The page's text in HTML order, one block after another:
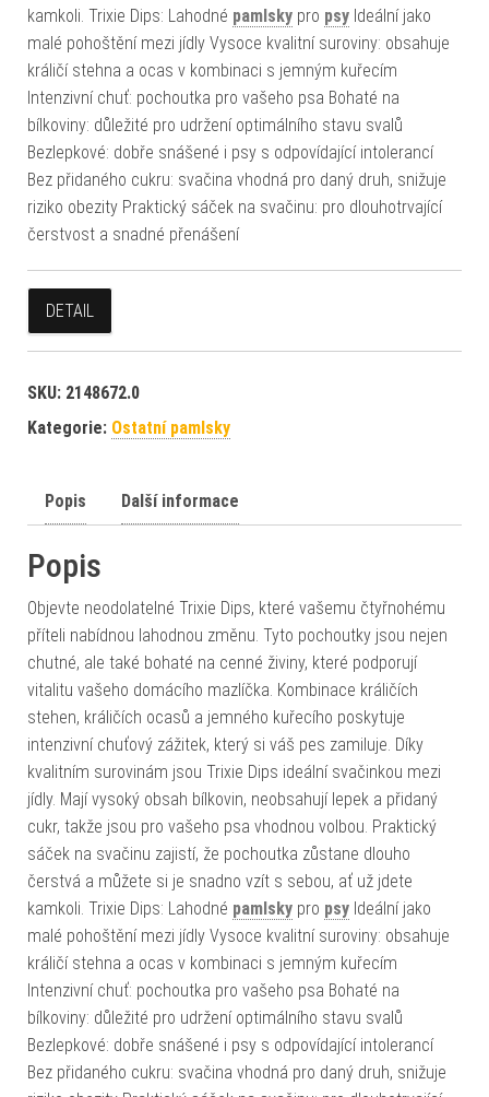
kamkoli. Trixie Dips: Lahodné pamlsky pro psy Ideální jako
malé pohoštění mezi jídly Vysoce kvalitní suroviny: obsahuje
králičí stehna a ocas v kombinaci s jemným kuřecím
Intenzivní chuť: pochoutka pro vašeho psa Bohaté na
bílkoviny: důležité pro udržení optimálního stavu svalů
Bezlepkové: dobře snášené i psy s odpovídající intolerancí
Bez přidaného cukru: svačina vhodná pro daný druh, snižuje
riziko obezity Praktický sáček na svačinu: pro dlouhotrvající
čerstvost a snadné přenášení
DETAIL
SKU: 2148672.0
Kategorie: Ostatní pamlsky
Popis Další informace
Popis
Objevte neodolatelné Trixie Dips, které vašemu čtyřnohému
příteli nabídnou lahodnou změnu. Tyto pochoutky jsou nejen
chutné, ale také bohaté na cenné živiny, které podporují
vitalitu vašeho domácího mazlíčka. Kombinace králičích
stehen, králičích ocasů a jemného kuřecího poskytuje
intenzivní chuťový zážitek, který si váš pes zamiluje. Díky
kvalitním surovinám jsou Trixie Dips ideální svačinkou mezi
jídly. Mají vysoký obsah bílkovin, neobsahují lepek a přidaný
cukr, takže jsou pro vašeho psa vhodnou volbou. Praktický
sáček na svačinu zajistí, že pochoutka zůstane dlouho
čerstvá a můžete si je snadno vzít s sebou, ať už jdete
kamkoli. Trixie Dips: Lahodné pamlsky pro psy Ideální jako
malé pohoštění mezi jídly Vysoce kvalitní suroviny: obsahuje
králičí stehna a ocas v kombinaci s jemným kuřecím
Intenzivní chuť: pochoutka pro vašeho psa Bohaté na
bílkoviny: důležité pro udržení optimálního stavu svalů
Bezlepkové: dobře snášené i psy s odpovídající intolerancí
Bez přidaného cukru: svačina vhodná pro daný druh, snižuje